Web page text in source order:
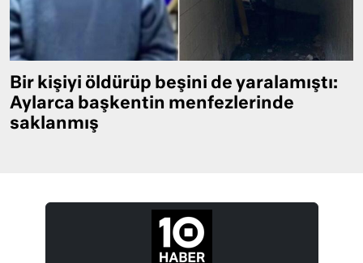
Bir kişiyi öldürüp beşini de yaralamıştı:
Aylarca başkentin menfezlerinde
saklanmış